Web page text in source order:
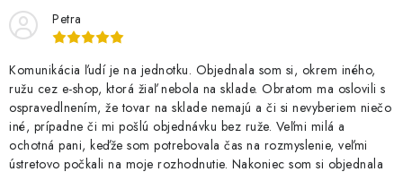
Petra
Komunikácia ľudí je na jednotku. Objednala som si, okrem iného,
ružu cez e-shop, ktorá žiaľ nebola na sklade. Obratom ma oslovili s
ospravedlnením, že tovar na sklade nemajú a či si nevyberiem niečo
iné, prípadne či mi pošlú objednávku bez ruže. Veľmi milá a
ochotná pani, keďže som potrebovala čas na rozmyslenie, veľmi
ústretovo počkali na moje rozhodnutie. Nakoniec som si objednala